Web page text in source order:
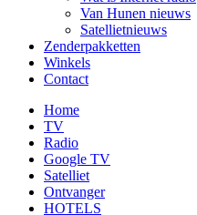
Van Hunen nieuws
Satellietnieuws
Zenderpakketten
Winkels
Contact
Home
TV
Radio
Google TV
Satelliet
Ontvanger
HOTELS